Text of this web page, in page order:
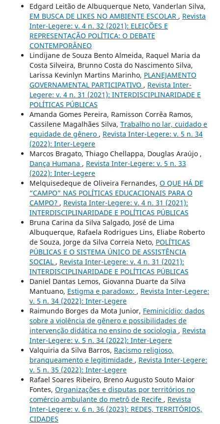
Edgard Leitão de Albuquerque Neto, Vanderlan Silva,
EM BUSCA DE LIKES NO AMBIENTE ESCOLAR , Revista
Inter-Legere: v. 4 n. 32 (2021): ELEIÇÕES E
REPRESENTAÇÃO POLÍTICA: O DEBATE
CONTEMPORÂNEO
Lindijane de Souza Bento Almeida, Raquel Maria da
Costa Silveira, Brunno Costa do Nascimento Silva,
Larissa Kevinlyn Martins Marinho, PLANEJAMENTO
GOVERNAMENTAL PARTICIPATIVO , Revista Inter-
Legere: v. 4 n. 31 (2021): INTERDISCIPLINARIDADE E
POLÍTICAS PÚBLICAS
Amanda Gomes Pereira, Ramisson Corrêa Ramos,
Cassilene Magalhães Silva, Trabalho no lar, cuidado e
equidade de gênero , Revista Inter-Legere: v. 5 n. 34
(2022): Inter-Legere
Marcos Bragato, Thiago Chellappa, Douglas Araújo ,
Dança Humana , Revista Inter-Legere: v. 5 n. 33
(2022): Inter-Legere
Melquisedeque de Oliveira Fernandes, O QUE HÁ DE
“CAMPO” NAS POLÍTICAS EDUCACIONAIS PARA O
CAMPO? , Revista Inter-Legere: v. 4 n. 31 (2021):
INTERDISCIPLINARIDADE E POLÍTICAS PÚBLICAS
Bruna Carina da Silva Salgado, José de Lima
Albuquerque, Rafaela Rodrigues Lins, Eliabe Roberto
de Souza, Jorge da Silva Correia Neto, POLÍTICAS
PÚBLICAS E O SISTEMA ÚNICO DE ASSISTÊNCIA
SOCIAL , Revista Inter-Legere: v. 4 n. 31 (2021):
INTERDISCIPLINARIDADE E POLÍTICAS PÚBLICAS
Daniel Dantas Lemos, Giovanna Duarte da Silva
Mantuano, Estigma e paradoxo: , Revista Inter-Legere:
v. 5 n. 34 (2022): Inter-Legere
Raimundo Borges da Mota Junior, Feminicídio: dados
sobre a violência de gênero e possibilidades de
intervenção didática no ensino de sociologia , Revista
Inter-Legere: v. 5 n. 34 (2022): Inter-Legere
Valquiria da Silva Barros, Racismo religioso,
branqueamento e legitimidade , Revista Inter-Legere:
v. 5 n. 35 (2022): Inter-Legere
Rafael Soares Ribeiro, Breno Augusto Souto Maior
Fontes, Organizações e disputas por territórios no
comércio ambulante do metrô de Recife , Revista
Inter-Legere: v. 6 n. 36 (2023): REDES, TERRITÓRIOS,
CIDADES